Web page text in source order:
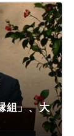
組」、大